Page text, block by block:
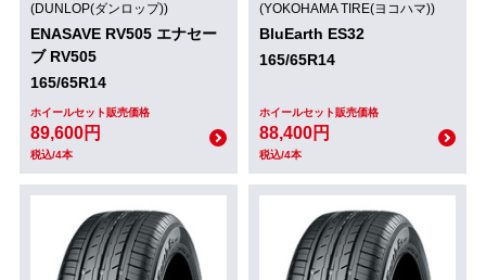
(DUNLOP(ダンロップ))
ENASAVE RV505 エナセー
ブ RV505
165/65R14
ホイールセット販売価格
89,600円
税込/4本
(YOKOHAMA TIRE(ヨコハマ))
BluEarth ES32
165/65R14
ホイールセット販売価格
88,400円
税込/4本